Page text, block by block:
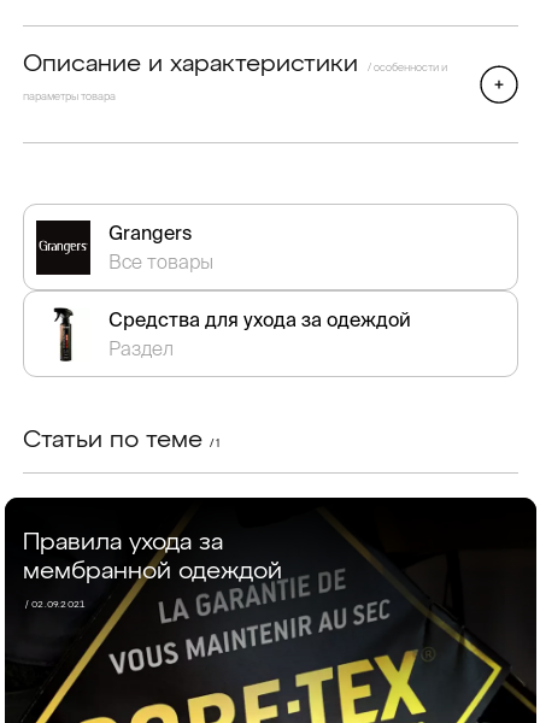
Описание и характеристики / особенности и
параметры товара
Grangers
Все товары
Средства для ухода за одеждой
Раздел
Статьи по теме / 1
Правила ухода за
мембранной одеждой
/ 02.09.2021